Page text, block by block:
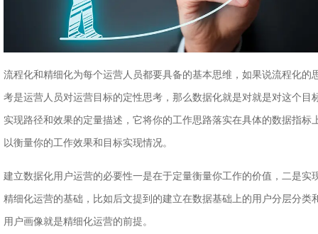
流程化和精细化为每个运营人员都要具备的基本思维，如果说流程化的
考是运营人员对运营目标的定性思考，那么数据化就是对就是对这个目
实现路径和效果的定量描述，它将你的工作思路落实在具体的数据指标
以衡量你的工作效果和目标实现情况。
建立数据化用户运营的必要性一是在于定量衡量你工作的价值，二是实
精细化运营的基础，比如后文提到的建立在数据基础上的用户分层分类
用户画像就是精细化运营的前提。